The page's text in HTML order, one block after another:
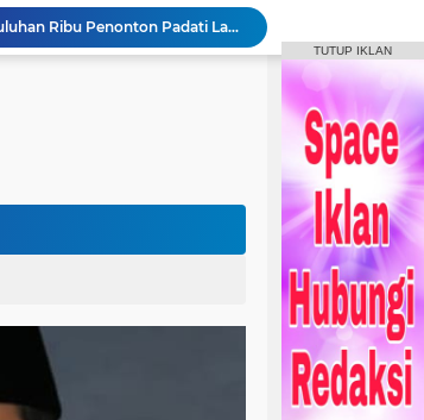
Bupati Humbahas Tutup Bupati Cup, Puluhan Ribu Penonton Padati Lapangan Merdeka Saksikan Final.
Bupati Humbahas Berikan Apresiasi kepada ‘Pahlawan Orange’ Ditengah Rangkaian Kegiatan HUT ke-23 Kab. Humbahas
Rangkaian HUT Ke-23 Humbahas KEREN, Artis “Halak Hita” Semarakkan Suasana di Bukit Inspirasi
TUTUP IKLAN